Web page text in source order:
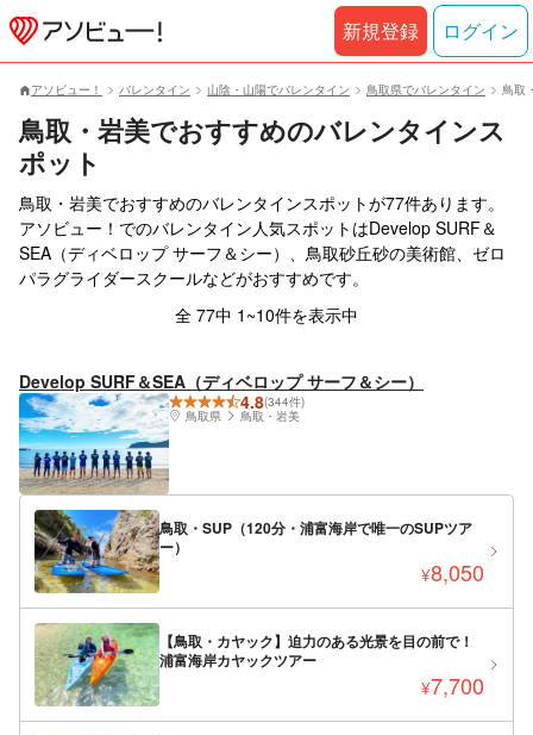
アソビュー！ バレンタイン 山陰・山陽でバレンタイン 鳥取県でバレンタイン 鳥取
鳥取・岩美でおすすめのバレンタインス
ポット
鳥取・岩美でおすすめのバレンタインスポットが77件あります。
アソビュー！でのバレンタイン人気スポットはDevelop SURF＆
SEA（ディベロップ サーフ＆シー）、鳥取砂丘砂の美術館、ゼロ
パラグライダースクールなどがおすすめです。
全 77中 1~10件を表示中
Develop SURF＆SEA（ディベロップ サーフ＆シー）
4.8(344件)
鳥取県
鳥取・岩美
鳥取・SUP（120分・浦富海岸で唯一のSUPツア
ー）
¥8,050
【鳥取・カヤック】迫力のある光景を目の前で！
浦富海岸カヤックツアー
¥7,700
新規登録 ログイン